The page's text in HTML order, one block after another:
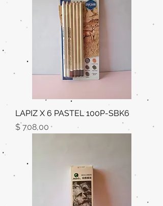
LAPIZ X 6 PASTEL 100P-SBK6
Precio
$ 708,00